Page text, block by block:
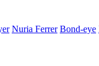
Nuria Ferrer Bond-eye